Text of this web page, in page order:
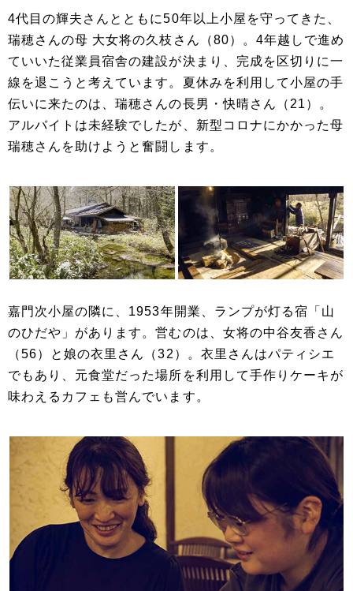
4代目の輝夫さんとともに50年以上小屋を守ってきた、
瑞穂さんの母 大女将の久枝さん（80）。4年越しで進め
ていいた従業員宿舎の建設が決まり、完成を区切りに一
線を退こうと考えています。夏休みを利用して小屋の手
伝いに来たのは、瑞穂さんの長男・快晴さん（21）。
アルバイトは未経験でしたが、新型コロナにかかった母
瑞穂さんを助けようと奮闘します。
嘉門次小屋の隣に、1953年開業、ランプが灯る宿「山
のひだや」があります。営むのは、女将の中谷友香さん
（56）と娘の衣里さん（32）。衣里さんはパティシエ
でもあり、元食堂だった場所を利用して手作りケーキが
味わえるカフェも営んでいます。